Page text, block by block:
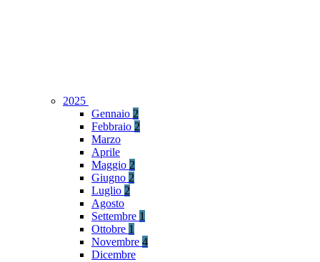
2025
Gennaio 2
Febbraio 2
Marzo
Aprile
Maggio 2
Giugno 2
Luglio 2
Agosto
Settembre 1
Ottobre 1
Novembre 4
Dicembre